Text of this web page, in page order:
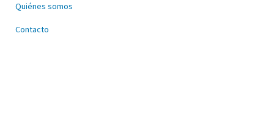
Quiénes somos
Contacto